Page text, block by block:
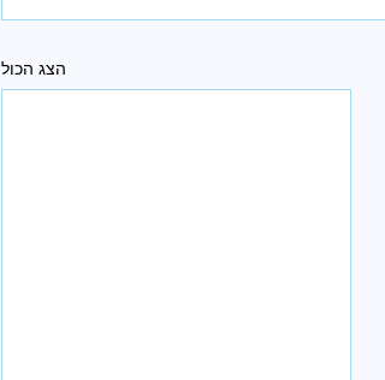
הצג הכול